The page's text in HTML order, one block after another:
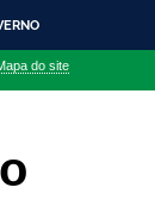
do site